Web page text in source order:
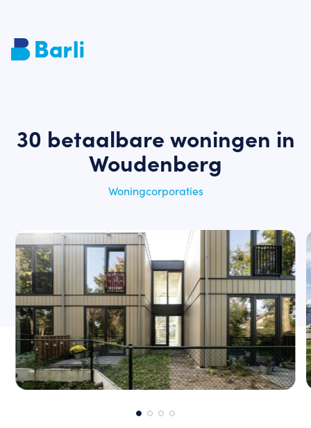
30 betaalbare woningen in
Woudenberg
Woningcorporaties